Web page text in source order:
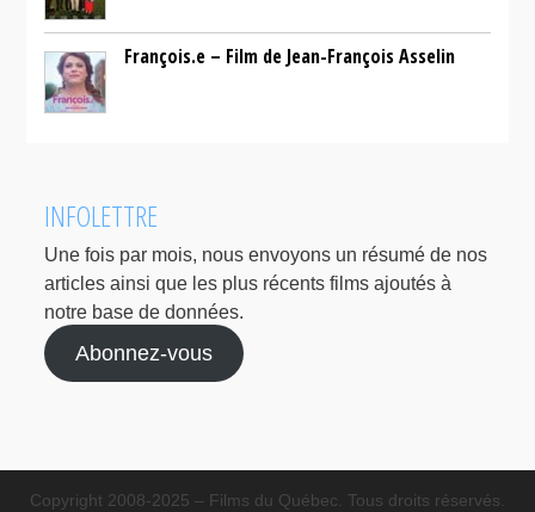
François.e – Film de Jean-François Asselin
INFOLETTRE
Une fois par mois, nous envoyons un résumé de nos
articles ainsi que les plus récents films ajoutés à
notre base de données.
Abonnez-vous
Copyright 2008-2025 – Films du Québec. Tous droits réservés.